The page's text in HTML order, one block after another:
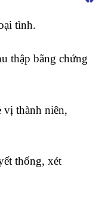
tình.
thập bằng chứng
vị thành niên,
thống, xét